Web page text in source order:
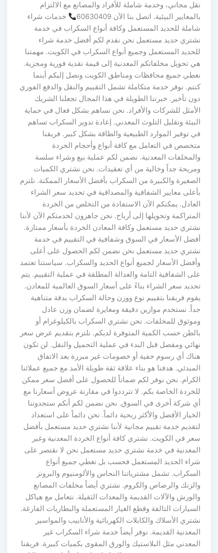
نقل مجاني، وخدمة شاملة للأفراد والمصانع مع الالتزام
بالمعايير البيئية. اتصل بنا الآن 60630409
خدمات شراء
شاملة للحديد المستعمل وكافة أنواع السكراب في خدمة
نشتري حديد مستعمل نحن نقدم لكم أفضل خدمة شراء
للحديد المستعمل وجميع أنواع السكراب في الكويت. مهمتنا
هي تحويل مخلفاتكم المعدنية إلى قيمة نقدية فورية ومجزية.
نغطي جميع محافظات ومناطق الكويت ونصل إليكم أينما
كنتم. نوفر خدمة متكاملة تشمل التقييم والنقل والدفع الفوري
دون تأخير. خبرتنا الطويلة في هذا المجال تجعلنا الشريك
الأمثل للشركات والأفراد. نحن نساهم بشكل فعال في حماية
البيئة وتقليل التلوث المعدني. إعادة تدوير السكراب تساهم
في توفير الموارد الطبيعية والطاقة بشكل كبير. فريقنا
متخصص في التعامل مع كافة أنواع وأحجام الخردة
والمخلفات المعدنية. نضمن لكم عملية بيع وشراء سلسة
ومريحة جداً وخالية من أي تعقيدات. نحن نشتري الكميات
الصغيرة والكبيرة من السكراب بأفضل الأسعار الممكنة. نلتزم
بأعلى معايير الشفافية والمصداقية في تحديد سعر الشراء
العادل. يمكنكم الآن الاستفادة من التخلص من الخردة
المتراكمة وتحويلها إلى أرباح. نحن جاهزون لخدمتكم الآن لأننا
نشتري حديد مستعمل وكافة المعادن الخردة بأسعار ممتازة.
أفضل الأسعار في السوق وشفافية في التقييم في خدمة
نشتري حديد مستعمل نحن نضمن لكم الحصول على أعلى
وأفضل الأسعار لجميع أنواع الحديد والسكراب. سياستنا تعتمد
على الشفافية التامة والعدالة المطلقة في عملية التقييم. يتم
تحديد سعر الشراء بناءً على أسعار السوق العالمية للمعادن.
يقوم فريقنا بتقييم نوع ووزن وحالة السكراب بدقة متناهية
جداً. نستخدم موازين دقيقة ومعايرة لضمان وزن عادل
وموثوق للمخلفات. نحن نشتري السكراب بالكيلوغرام أو
بالطن حسب الكمية المتوفرة لديكم. نلتزم بتقديم عرض سعر
نهائي ومفصل قبل البدء في عملية التحميل والنقل. لن تكون
هناك أي رسوم خفية أو خصومات غير مبررة بعد الاتفاق
المبدئي. هدفنا هو بناء علاقة ثقة طويلة الأمد مع جميع عملائنا
الكرام. نحن نوفر لكم ضماناً للحصول على أفضل سعر ممكن
للخردة الخاصة بكم. لا تترددوا في مقارنة عروض أسعارنا مع
أي شركة أخرى في السوق. نحن نضمن لكم أنكم ستجدوننا
الخيار الأفضل والأكثر ربحية دائماً. نحن دائماً على استعداد
لتقديم خدمة تقييم مجانية لأننا نشتري حديد مستعمل بأفضل
سعر في الكويت. نشتري كافة أنواع الخردة المعدنية وغير
المعدنية في خدمة نشتري حديد مستعمل نحن لا نقتصر على
شراء الحديد المستعمل فحسب بل نغطي جميع أنواع
السكراب. تشمل مشترياتنا النحاس والألومنيوم والبرونز
والزنك والرصاص والكروم. نشتري أيضاً مخلفات المصانع
والورش والآلات القديمة والمعدات الثقيلة. نتعامل مع هياكل
السيارات التالفة وقطع الغيار المستعملة والبطاريات الفارغة.
نشتري الأسلاك والكابلات الكهربائية والأنابيب والمواسير
المعدنية القديمة. نوفر أيضاً خدمة شراء السكراب غير
المعدني مثل البلاستيك والورق المقوى بكميات كبيرة. فريقنا